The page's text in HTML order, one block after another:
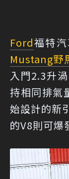
Ford福特
Mustang野
入門2.3升
持相同排氣
始設計的新
的V8則可爆